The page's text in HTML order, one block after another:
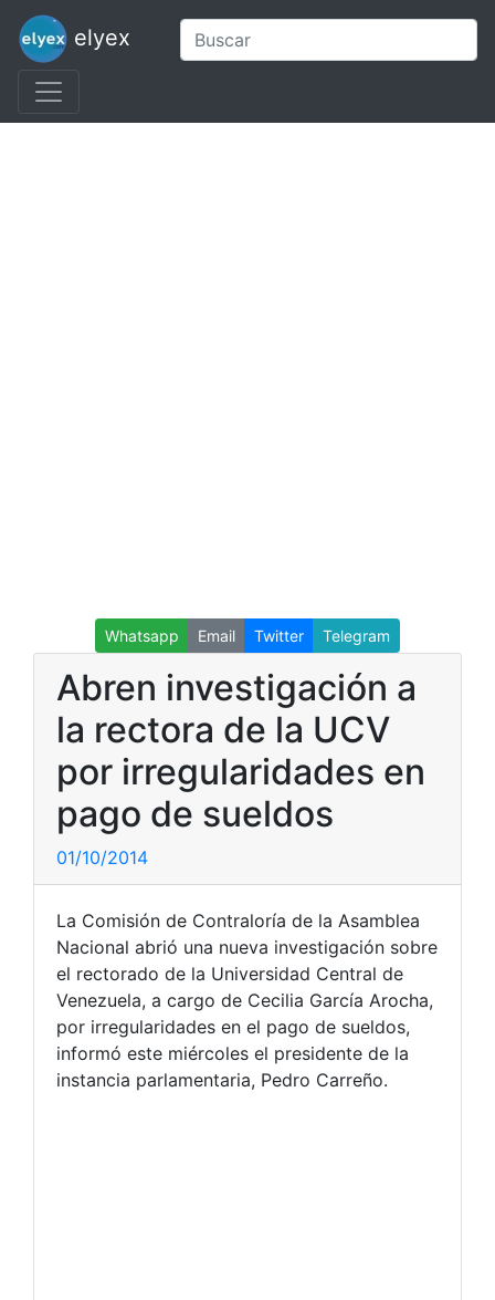
elyex
Whatsapp Email Twitter Telegram
Abren investigación a
la rectora de la UCV
por irregularidades en
pago de sueldos
01/10/2014
La Comisión de Contraloría de la Asamblea
Nacional abrió una nueva investigación sobre
el rectorado de la Universidad Central de
Venezuela, a cargo de Cecilia García Arocha,
por irregularidades en el pago de sueldos,
informó este miércoles el presidente de la
instancia parlamentaria, Pedro Carreño.